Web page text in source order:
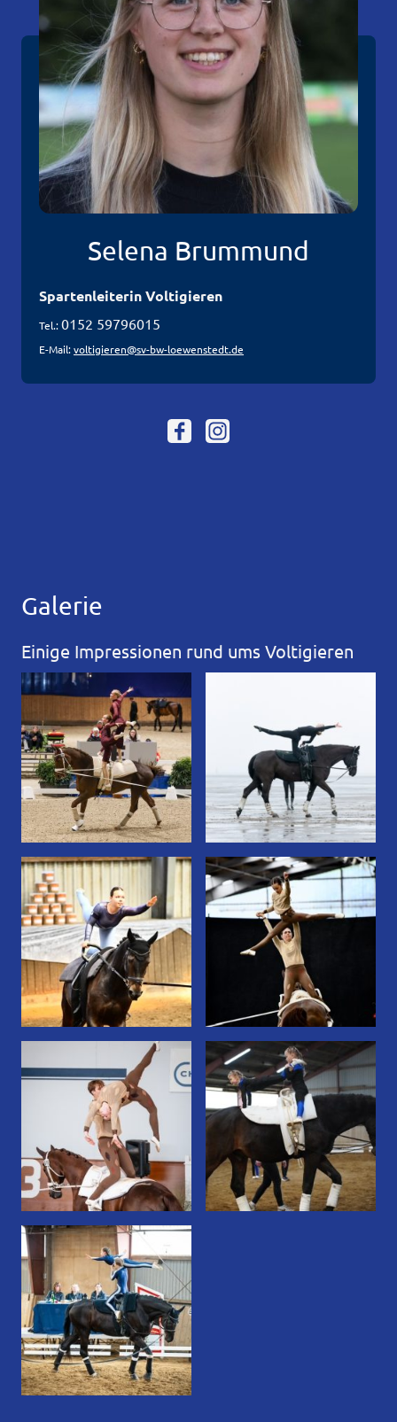
Selena Brummund
Spartenleiterin Voltigieren
Tel.:0152 59796015
E-Mail:voltigieren@sv-bw-loewenstedt.de
Galerie
Einige Impressionen rund ums Voltigieren